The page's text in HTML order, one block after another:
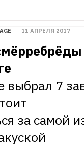
11 АПРЕЛЯ 2017
выбрал 7
за самой